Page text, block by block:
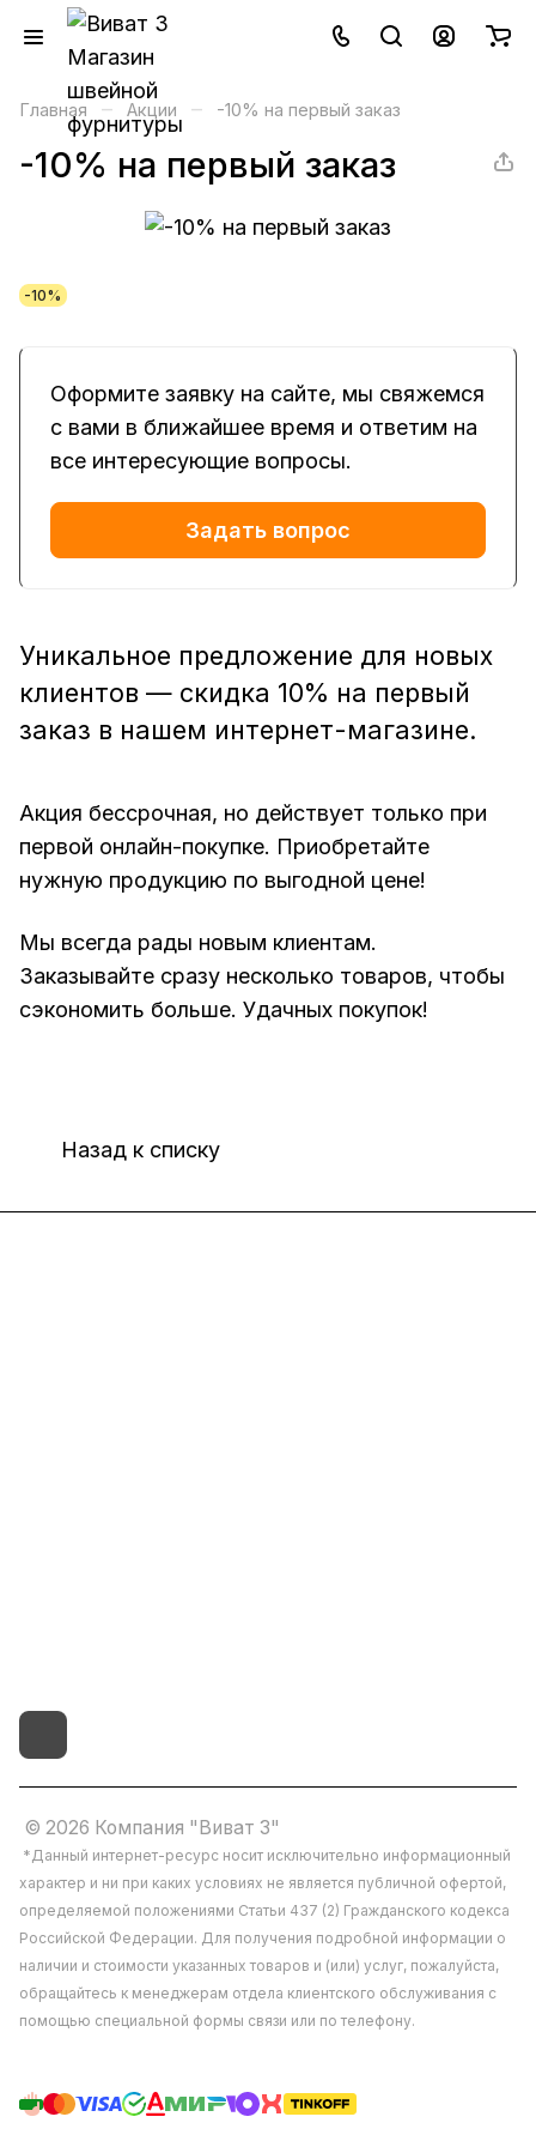
Главная – Акции – -10% на первый заказ
-10% на первый заказ
-10%
Оформите заявку на сайте, мы свяжемся
с вами в ближайшее время и ответим на
все интересующие вопросы.
Задать вопрос
Уникальное предложение для новых
клиентов — скидка 10% на первый
заказ в нашем интернет-магазине.
Акция бессрочная, но действует только при
первой онлайн-покупке. Приобретайте
нужную продукцию по выгодной цене!
Мы всегда рады новым клиентам.
Заказывайте сразу несколько товаров, чтобы
сэкономить больше. Удачных покупок!
Назад к списку
© 2026 Компания "Виват 3"
*Данный интернет-ресурс носит исключительно информационный
характер и ни при каких условиях не является публичной офертой,
определяемой положениями Статьи 437 (2) Гражданского кодекса
Российской Федерации. Для получения подробной информации о
наличии и стоимости указанных товаров и (или) услуг, пожалуйста,
обращайтесь к менеджерам отдела клиентского обслуживания с
помощью специальной формы связи или по телефону.
Мы используем файлы cookie, разработанные
нашими специалистами и третьими лицами, для
анализа событий на нашем веб-сайте, что
позволяет нам улучшать взаимодействие с
принимаете условия его использования. Более